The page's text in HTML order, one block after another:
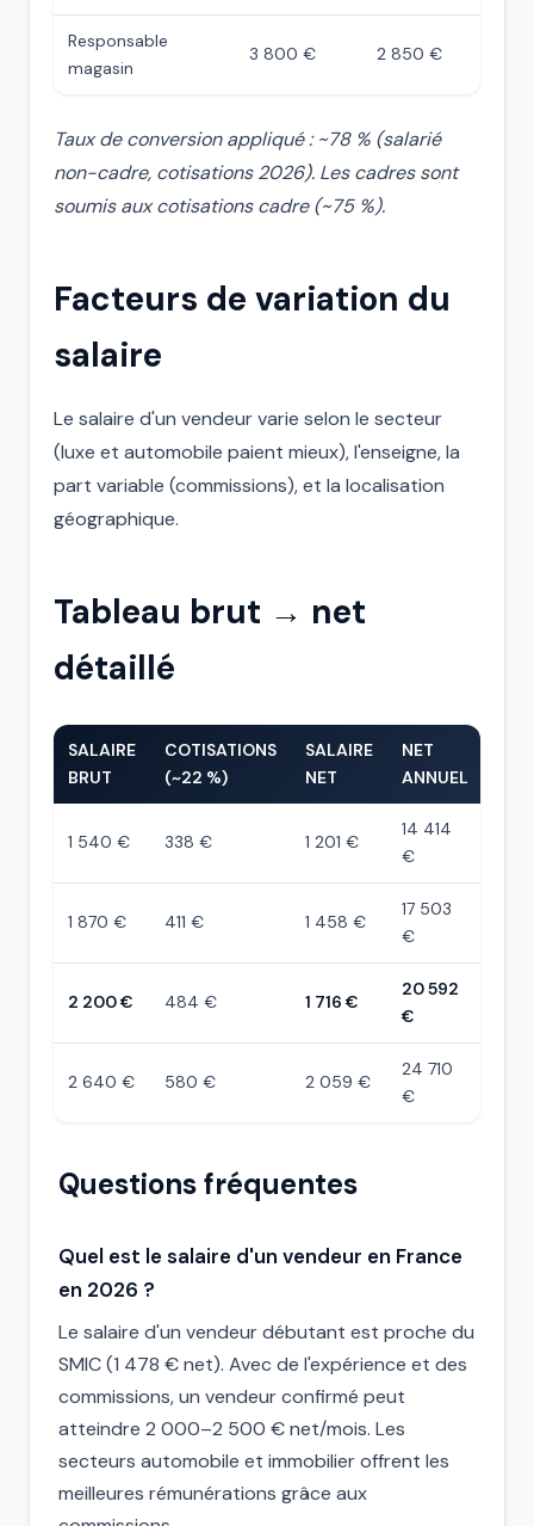
Responsable
magasin
3 800 € 2 850 €
Taux de conversion appliqué : ~78 % (salarié
non-cadre, cotisations 2026). Les cadres sont
soumis aux cotisations cadre (~75 %).
Facteurs de variation du
salaire
Le salaire d'un vendeur varie selon le secteur
(luxe et automobile paient mieux), l'enseigne, la
part variable (commissions), et la localisation
géographique.
Tableau brut → net
détaillé
SALAIRE
BRUT
COTISATIONS
(~22 %)
SALAIRE
NET
NET
ANNUEL
1 540 € 338 € 1 201 €
14 414
€
1 870 € 411 € 1 458 €
17 503
€
2 200 € 484 € 1 716 €
20 592
€
2 640 € 580 € 2 059 €
24 710
€
Questions fréquentes
Quel est le salaire d'un vendeur en France
en 2026 ?
Le salaire d'un vendeur débutant est proche du
SMIC (1 478 € net). Avec de l'expérience et des
commissions, un vendeur confirmé peut
atteindre 2 000–2 500 € net/mois. Les
secteurs automobile et immobilier offrent les
meilleures rémunérations grâce aux